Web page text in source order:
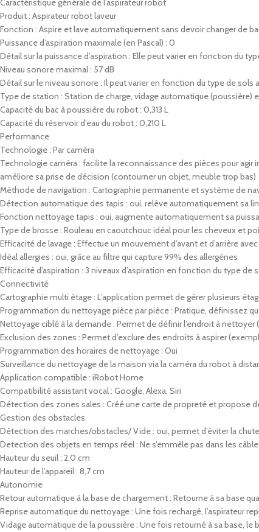
Caractéristique générale de l’aspirateur robot
Produit : Aspirateur robot laveur
Fonction : Aspire et lave automatiquement sans devoir changer de
Puissance d’aspiration maximale (en Pascal) : 0
Détail sur la puissance d’aspiration : Elle peut varier en fonction du
Niveau sonore maximal : 57 dB
Détail sur le niveau sonore : Il peut varier en fonction du type de
Type de station : Station de charge, vidage automatique (poussière)
Capacité du bac à poussière du robot : 0,313 L
Capacité du réservoir d’eau du robot : 0,210 L
Performance
Technologie : Par caméra
Technologie caméra : facilite la reconnaissance des pièces pour
améliore sa prise de décision (contourner un objet, meuble trop bas)
Méthode de navigation : Cartographie permanente et système de
Détection automatique des tapis : oui, relève automatiquement sa
Fonction nettoyage tapis : oui, augmente automatiquement sa
Type de brosse : Rouleau en caoutchouc idéal pour les cheveux et
Efficacité de lavage : Effectue un mouvement d’avant et d’arrière
Idéal allergies : oui, grâce au filtre qui capture 99% des allergènes
Efficacité d’aspiration : 3 niveaux d’aspiration en fonction du type de
Connectivité
Cartographie multi étage : L’application permet de gérer plusieurs
Programmation du nettoyage pièce par pièce : Pratique, définissez
Nettoyage ciblé à la demande : Permet de définir l’endroit à nettoyer
Exclusion des zones : Permet d’exclure des endroits à aspirer
Programmation des horaires de nettoyage : Oui
Surveillance du nettoyage de la maison via la caméra du robot à
Application compatible : iRobot Home
Compatibilité assistant vocal : Google, Alexa, Siri
Détection des zones sales : Créé une carte de propreté et propose
Gestion des obstacles
Détection des marches/obstacles/ Vide : oui, permet d’éviter la chute
Detection des objets en temps réel : Ne s’emmêle pas dans les
Hauteur du seuil : 2,0 cm
Hauteur de l’appareil : 8,7 cm
Autonomie
Retour automatique à la base de chargement : Retourne à sa base
Reprise automatique du nettoyage : Une fois rechargé, l’aspirateur
Vidage automatique de la poussière : Une fois retourné à sa base,